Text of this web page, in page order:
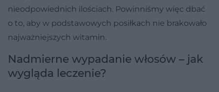
nieodpowiednich ilościach. Powinniśmy więc dbać
o to, aby w podstawowych posiłkach nie brakowało
najważniejszych witamin.
Nadmierne wypadanie włosów – jak
wygląda leczenie?